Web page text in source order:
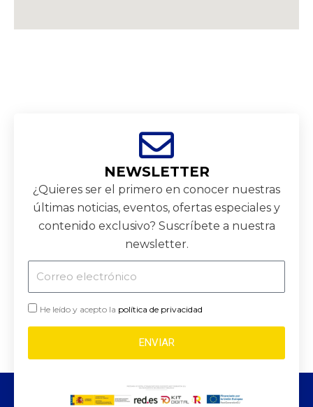
NEWSLETTER
¿Quieres ser el primero en conocer nuestras
últimas noticias, eventos, ofertas especiales y
contenido exclusivo? Suscríbete a nuestra
newsletter.
He leído y acepto la política de privacidad
ENVIAR